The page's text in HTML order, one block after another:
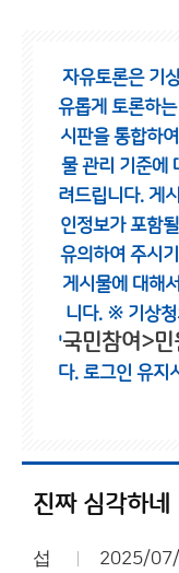
자유토론은 기
유롭게 토론하
시판을 통합하
물 관리 기준에
려드립니다. 게
인정보가 포함
유의하여 주시
게시물에 대해
니다. ※ 기상청
'국민참여>민
다. 로그인 유지
진짜 심각하네
섭 2025/